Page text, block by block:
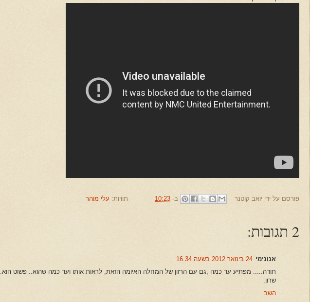
פורסם על ידי יואב קוטנר ב- 10:23 תוויות: עלי מוהר
2 תגובות:
אנונימי 24 בינואר 2012 בשעה 16:34
תודה..... מפתיע עד כמה ,גם עם הרזון של המחלה האיומה הזאת, לראות אותו ועד כמה שהוא.. פשוט הוא.
שרון.
השב